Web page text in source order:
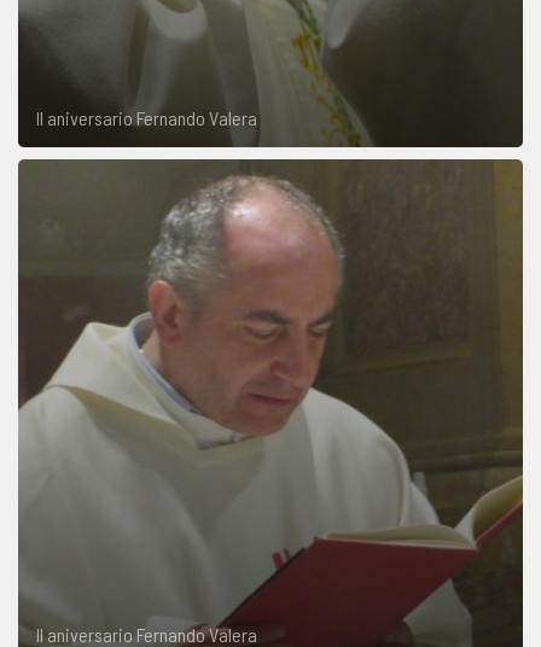
II aniversario Fernando Valera
II aniversario Fernando Valera